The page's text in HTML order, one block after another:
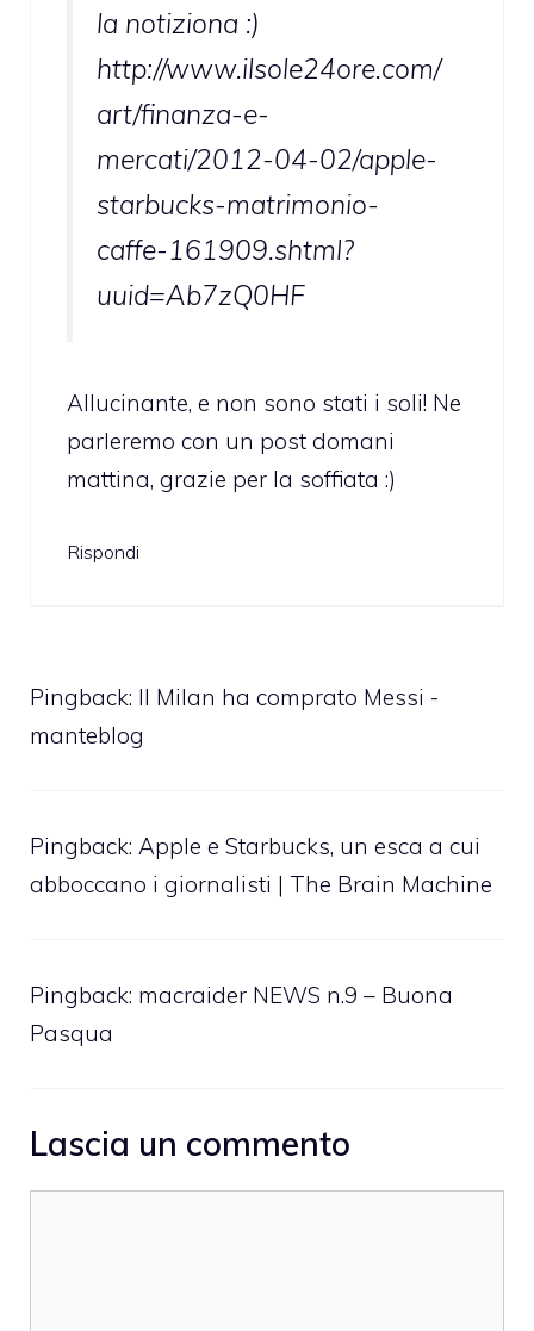
la notiziona :)
http://www.ilsole24ore.com/
art/finanza-e-
mercati/2012-04-02/apple-
starbucks-matrimonio-
caffe-161909.shtml?
uuid=Ab7zQ0HF
Allucinante, e non sono stati i soli! Ne
parleremo con un post domani
mattina, grazie per la soffiata :)
Rispondi
Pingback: Il Milan ha comprato Messi -
manteblog
Pingback: Apple e Starbucks, un esca a cui
abboccano i giornalisti | The Brain Machine
Pingback: macraider NEWS n.9 – Buona
Pasqua
Lascia un commento